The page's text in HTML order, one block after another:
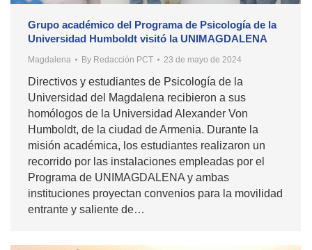
Grupo académico del Programa de Psicología de la
Universidad Humboldt visitó la UNIMAGDALENA
Magdalena By Redacción PCT 23 de mayo de 2024
Directivos y estudiantes de Psicología de la
Universidad del Magdalena recibieron a sus
homólogos de la Universidad Alexander Von
Humboldt, de la ciudad de Armenia. Durante la
misión académica, los estudiantes realizaron un
recorrido por las instalaciones empleadas por el
Programa de UNIMAGDALENA y ambas
instituciones proyectan convenios para la movilidad
entrante y saliente de…